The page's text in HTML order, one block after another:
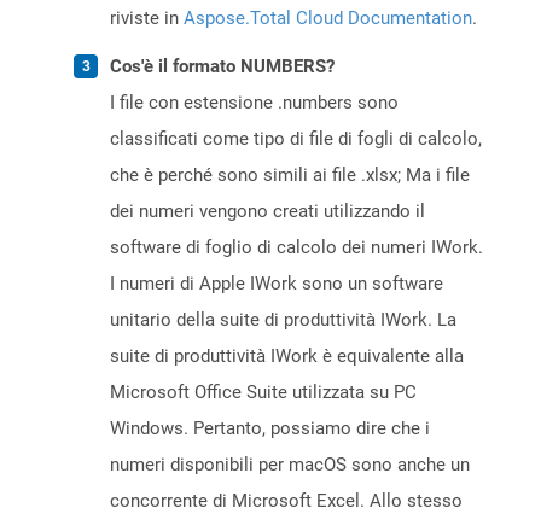
riviste in Aspose.Total Cloud Documentation.
Cos'è il formato NUMBERS?
I file con estensione .numbers sono
classificati come tipo di file di fogli di calcolo,
che è perché sono simili ai file .xlsx; Ma i file
dei numeri vengono creati utilizzando il
software di foglio di calcolo dei numeri IWork.
I numeri di Apple IWork sono un software
unitario della suite di produttività IWork. La
suite di produttività IWork è equivalente alla
Microsoft Office Suite utilizzata su PC
Windows. Pertanto, possiamo dire che i
numeri disponibili per macOS sono anche un
concorrente di Microsoft Excel. Allo stesso